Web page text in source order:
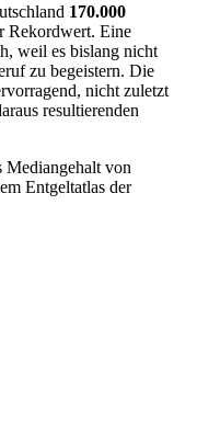
170.000
Rekordwert. Eine
weil es bislang nicht
zu begeistern. Die
nicht zuletzt
resultierenden
Mediangehalt von
Entgeltatlas der